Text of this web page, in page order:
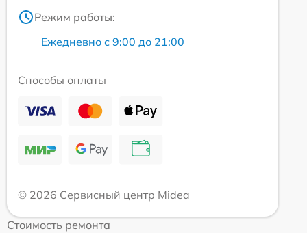
Режим работы:
Ежедневно с 9:00 до 21:00
Способы оплаты
© 2026 Сервисный центр Midea
Стоимость ремонта